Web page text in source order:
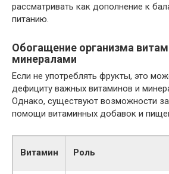
рассматривать как дополнение к
питанию.
Обогащение организма
минералами
Если не употреблять фрукты, это
дефициту важных витаминов и
Однако, существуют возможности
помощи витаминных добавок и
Витамин Роль